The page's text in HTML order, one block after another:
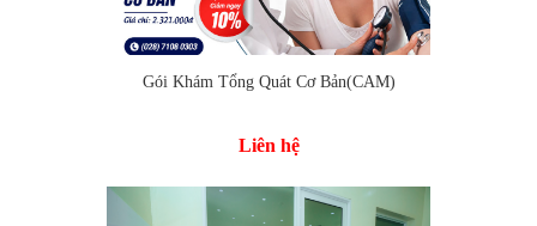
Gói Khám Tổng Quát Cơ Bản(CAM)
Liên hệ